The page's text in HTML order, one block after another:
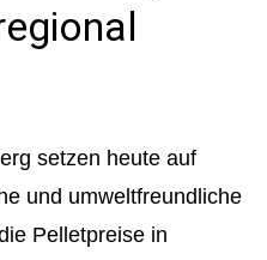
setzen heute auf
und umweltfreundliche
Pelletpreise in